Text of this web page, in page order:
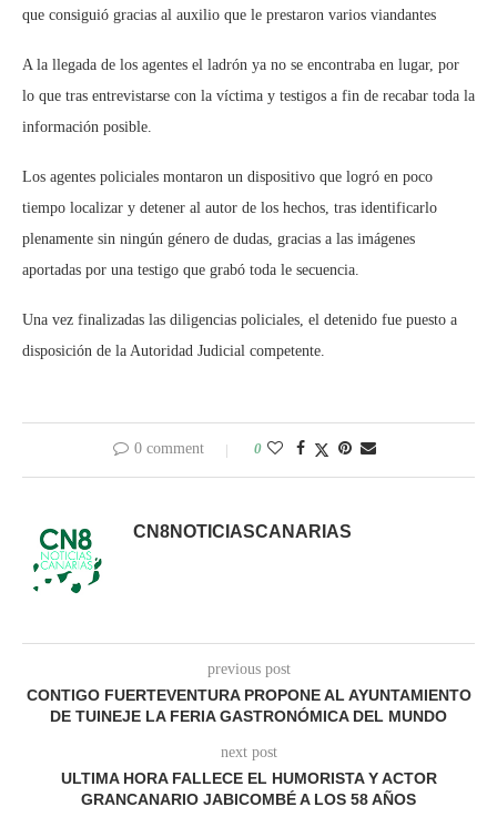
que consiguió gracias al auxilio que le prestaron varios viandantes
A la llegada de los agentes el ladrón ya no se encontraba en lugar, por
lo que tras entrevistarse con la víctima y testigos a fin de recabar toda la
información posible.
Los agentes policiales montaron un dispositivo que logró en poco
tiempo localizar y detener al autor de los hechos, tras identificarlo
plenamente sin ningún género de dudas, gracias a las imágenes
aportadas por una testigo que grabó toda le secuencia.
Una vez finalizadas las diligencias policiales, el detenido fue puesto a
disposición de la Autoridad Judicial competente.
0 comment 0
CN8NOTICIASCANARIAS
previous post
CONTIGO FUERTEVENTURA PROPONE AL AYUNTAMIENTO
DE TUINEJE LA FERIA GASTRONÓMICA DEL MUNDO
next post
ULTIMA HORA FALLECE EL HUMORISTA Y ACTOR
GRANCANARIO JABICOMBÉ A LOS 58 AÑOS